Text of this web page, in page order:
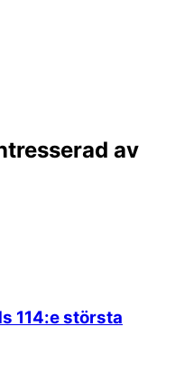
av
114:e största